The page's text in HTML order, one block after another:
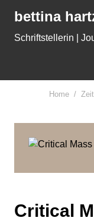
bettina
Schriftstellerin |
Home
Critical